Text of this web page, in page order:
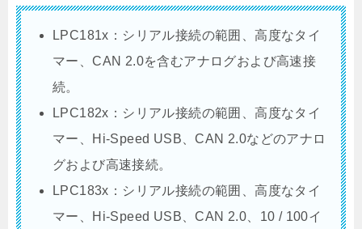
LPC181x：シリアル接続の範囲、高度なタイ
マー、CAN 2.0を含むアナログおよび高速接
続。
LPC182x：シリアル接続の範囲、高度なタイ
マー、Hi-Speed USB、CAN 2.0などのアナロ
グおよび高速接続。
LPC183x：シリアル接続の範囲、高度なタイ
マー、Hi-Speed USB、CAN 2.0、10 / 100イ